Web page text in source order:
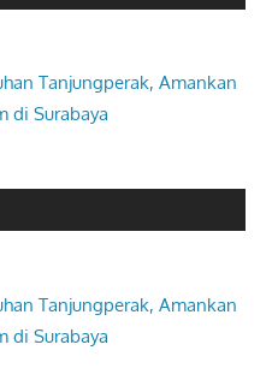
Tanjungperak, Amankan
di Surabaya
Tanjungperak, Amankan
di Surabaya